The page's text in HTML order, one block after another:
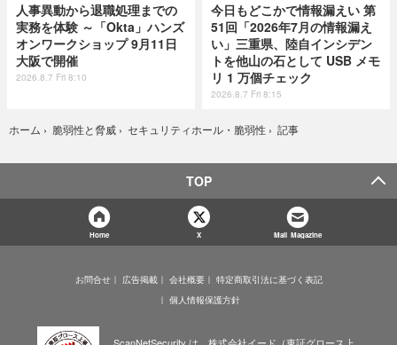
人事異動から退職処理までの
実務を体験 ～「Okta」ハンズ
オンワークショップ 9月11日
大阪で開催
2026.8.7 Fri 8:10
今日もどこかで情報漏えい 第
51回「2026年7月の情報漏え
い」三重県、陸自インシデン
トを他山の石として USB メモ
リ 1 万個チェック
2026.8.7 Fri 8:15
ホーム › 脆弱性と脅威 › セキュリティホール・脆弱性 › 記事
TOP
Home X Mail Magazine
お問合せ 広告掲載 会社概要
特定商取引法に基づく表記
個人情報保護方針
ScanNetSecurity は、株式会社イード（東証グロース上